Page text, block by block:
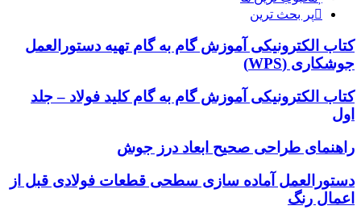
پر بحث ترین
کتاب الکترونیکی آموزش گام به گام تهیه دستورالعمل
جوشکاری (WPS)
کتاب الکترونیکی آموزش گام به گام کلید فولاد – جلد
اول
راهنمای طراحی صحیح ابعاد درز جوش
دستورالعمل آماده سازی سطحی قطعات فولادی قبل از
اعمال رنگ